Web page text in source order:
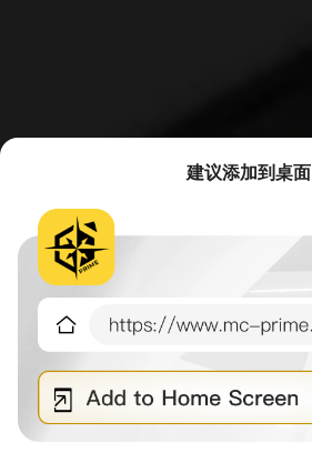
建议添加到桌面